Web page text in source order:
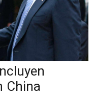
China